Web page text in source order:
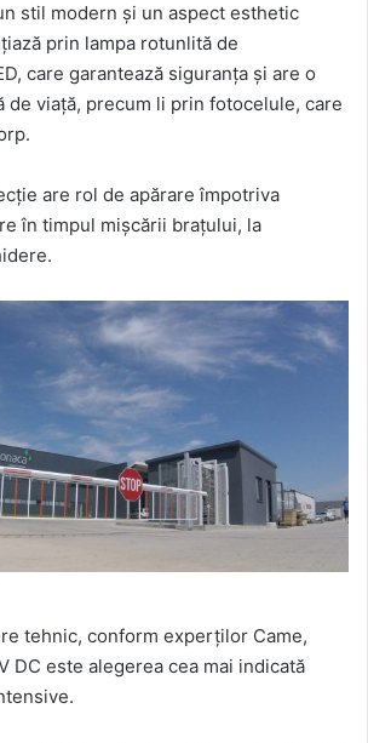
stil modern și un aspect esthetic
prin lampa rotunlită de
care garantează siguranța și are o
de viață, precum li prin fotocelule, care
are rol de apărare împotriva
în timpul mișcării brațului, la
tehnic, conform experților Came,
DC este alegerea cea mai indicată